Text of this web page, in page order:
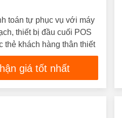
toán tự phục vụ với máy
thiết bị đầu cuối POS
thẻ khách hàng thân thiết
giá tốt nhất